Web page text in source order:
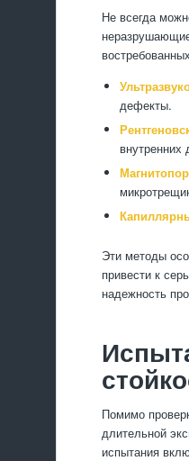
Не всегда
дефекты.
внутренних
Эти методы
привести к
надежность
Помимо
длительной
испытания